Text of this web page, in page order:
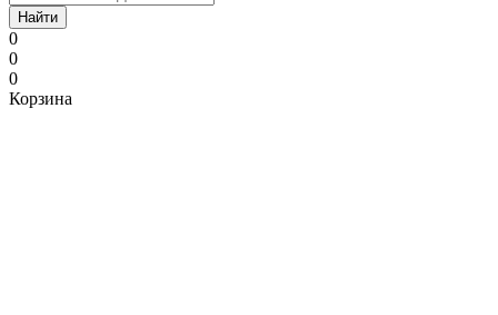
Найти
0
0
0
Корзина